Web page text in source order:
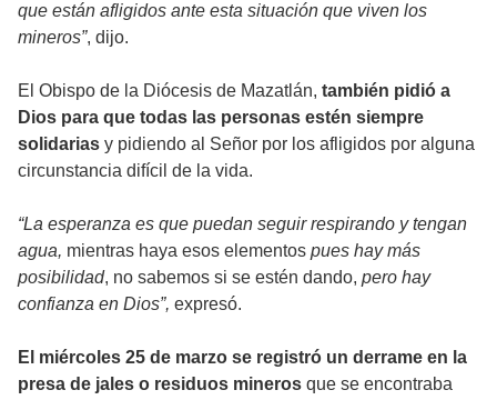
que están afligidos ante esta situación que viven los
mineros”, dijo.
El Obispo de la Diócesis de Mazatlán, también pidió a
Dios para que todas las personas estén siempre
solidarias y pidiendo al Señor por los afligidos por alguna
circunstancia difícil de la vida.
“La esperanza es que puedan seguir respirando y tengan
agua, mientras haya esos elementos pues hay más
posibilidad, no sabemos si se estén dando, pero hay
confianza en Dios”, expresó.
El miércoles 25 de marzo se registró un derrame en la
presa de jales o residuos mineros que se encontraba